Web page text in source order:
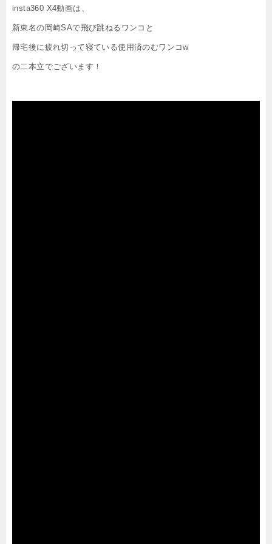
insta360 X4動画は、
新東名の岡崎SAで飛び跳ねるワンコと
帰宅後に疲れ切って寝ている使用済のむワンコw
の二本立でございます！